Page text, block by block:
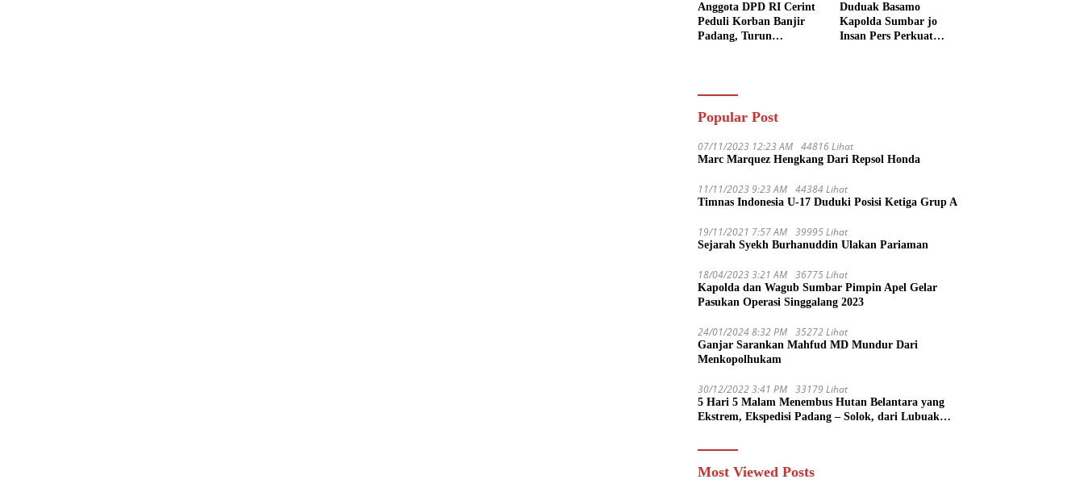
Anggota DPD RI Cerint
Peduli Korban Banjir
Padang, Turun
Duduak Basamo
Kapolda Sumbar jo
Insan Pers Perkuat
Popular Post
07/11/2023 12:23 AM 44816 Lihat
Marc Marquez Hengkang Dari Repsol Honda
11/11/2023 9:23 AM 44384 Lihat
Timnas Indonesia U-17 Duduki Posisi Ketiga Grup A
19/11/2021 7:57 AM 39995 Lihat
Sejarah Syekh Burhanuddin Ulakan Pariaman
18/04/2023 3:21 AM 36775 Lihat
Kapolda dan Wagub Sumbar Pimpin Apel Gelar
Pasukan Operasi Singgalang 2023
24/01/2024 8:32 PM 35272 Lihat
Ganjar Sarankan Mahfud MD Mundur Dari
Menkopolhukam
30/12/2022 3:41 PM 33179 Lihat
5 Hari 5 Malam Menembus Hutan Belantara yang
Ekstrem, Ekspedisi Padang – Solok, dari Lubuak
Most Viewed Posts